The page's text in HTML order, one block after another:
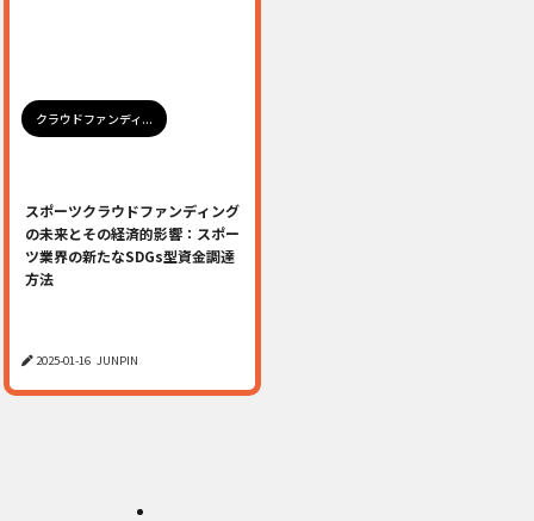
クラウドファンディ...
スポーツクラウドファンディング
の未来とその経済的影響：スポー
ツ業界の新たなSDGs型資金調達
方法
2025-01-16 JUNPIN